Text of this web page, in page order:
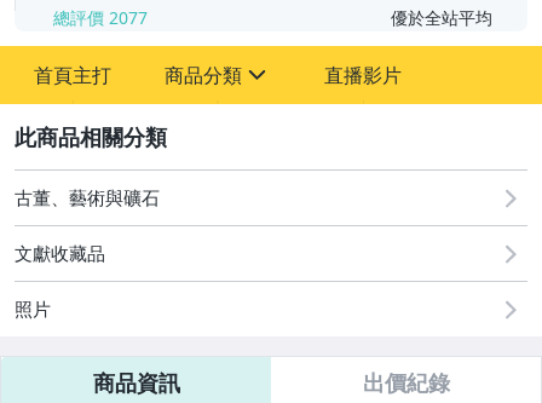
總評價 2077 優於全站平均
首頁主打 商品分類
圖書/影音/文具
成人專區
玩具、模型與公仔
偶像、球員卡與郵幣
直播影片
古董、藝術與礦石
文獻收藏品
照片
商品資訊 出價紀錄